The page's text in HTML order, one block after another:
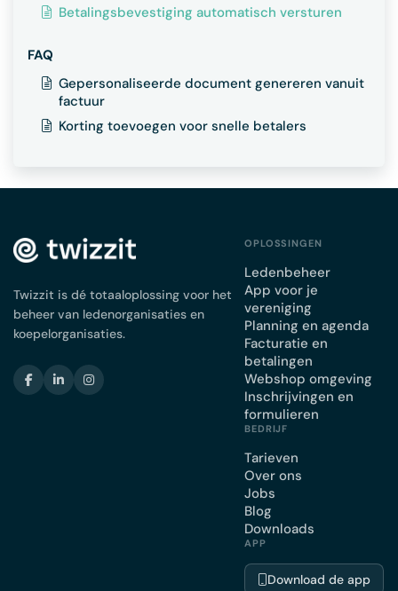
Betalingsbevestiging automatisch versturen
FAQ
Gepersonaliseerde document genereren vanuit
factuur
Korting toevoegen voor snelle betalers
Twizzit is dé totaaloplossing voor het
beheer van ledenorganisaties en
koepelorganisaties.
OPLOSSINGEN
Ledenbeheer
App voor je
vereniging
Planning en agenda
Facturatie en
betalingen
Webshop omgeving
Inschrijvingen en
formulieren
BEDRIJF
Tarieven
Over ons
Jobs
Blog
Downloads
APP
Download de app